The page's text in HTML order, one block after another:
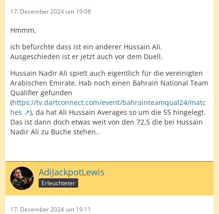
17. Dezember 2024 um 19:08
Hmmm,
ich befürchte dass ist ein anderer Hussain Ali.
Ausgeschieden ist er jetzt auch vor dem Duell.
Hussain Nadir Ali spielt auch eigentlich für die vereinigten
Arabischen Emirate. Hab noch einen Bahrain National Team
Qualifier gefunden
(https://tv.dartconnect.com/event/bahrainteamqual24/matc
hes
), da hat Ali Hussain Averages so um die 55 hingelegt.
Das ist dann doch etwas weit von den 72,5 die bei Hussain
Nadir Ali zu Buche stehen..
AdiJackpotLewis
Erleuchteter
17. Dezember 2024 um 19:11